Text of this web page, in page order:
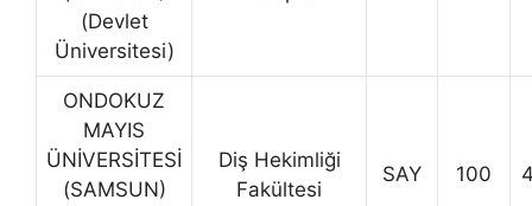
(Devlet
Üniversitesi)
ONDOKUZ
MAYIS
ÜNİVERSİTESİ
(SAMSUN)
Diş Hekimliği
Fakültesi
SAY 100